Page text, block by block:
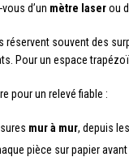
d’un mètre laserou
réservent souvent des
Pour un espace
pour un relevé fiable :
mur à mur, depuis
pièce sur papier